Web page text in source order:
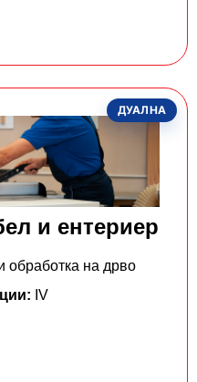
ДУАЛНА
и ентериер
обработка на дрво
IV